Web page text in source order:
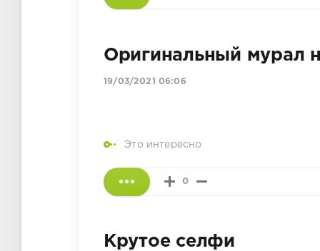
Оригинальный мурал
19/03/2021 06:06
Это интересно
0
Крутое селфи